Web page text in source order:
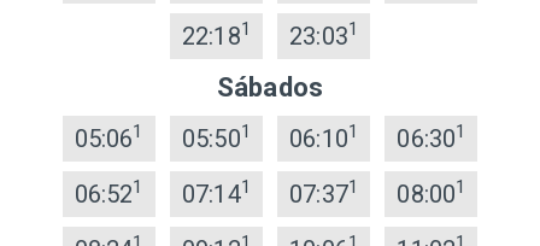
22:181 23:031
Sábados
05:061 05:501 06:101 06:301
06:521 07:141 07:371 08:001